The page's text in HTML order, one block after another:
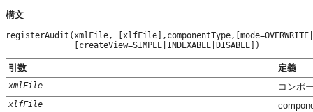
構文
registerAudit(xmlFile,
引数 定義
xmlFile コンポ
xlfFile